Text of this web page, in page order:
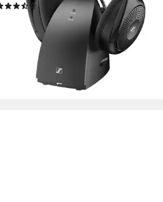
(27)
104,00 € UVP
129,90 €
mtl. in 12 Raten
lieferbar - in 2-3 Werktagen bei dir